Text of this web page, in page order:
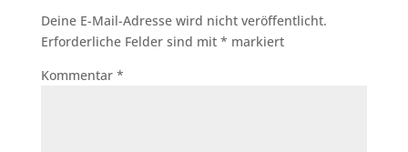
Deine E-Mail-Adresse wird nicht veröffentlicht.
Erforderliche Felder sind mit * markiert
Kommentar *